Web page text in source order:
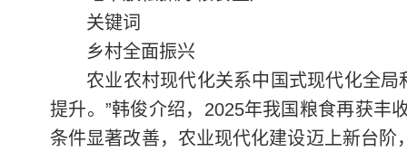
关键词
乡村全面振兴
农业农村现代化关系中国式现代化全
提升。”韩俊介绍，2025年我国粮食再获丰
条件显著改善，农业现代化建设迈上新台阶